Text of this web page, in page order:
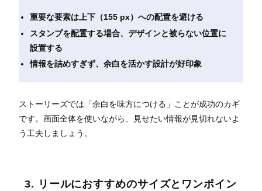
重要な要素は上下（155 px）への配置を避ける
スタンプを配置する場合、デザインと被らない位置に
設置する
情報を詰めすぎず、余白を活かす設計が好印象
ストーリーズでは「余白を味方につける」ことが成功のカギ
です。画面全体を使いながら、見せたい情報が見切れないよ
う工夫しましょう。
3. リールにおすすめのサイズとワンポイン